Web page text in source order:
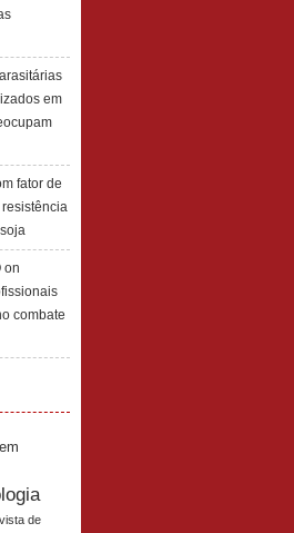
em
fator de
on
combate
de